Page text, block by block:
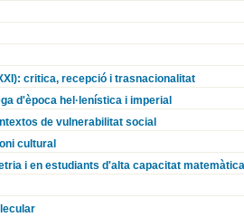
critica, recepció i trasnacionalitat
d'època hel·lenística i imperial
de vulnerabilitat social
cultural
i en estudiants d'alta capacitat matemàtica